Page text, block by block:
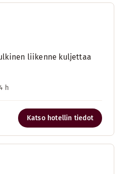
liikenne kuljettaa
h
Katso hotellin tiedot